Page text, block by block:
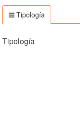
Tipología
Tipología